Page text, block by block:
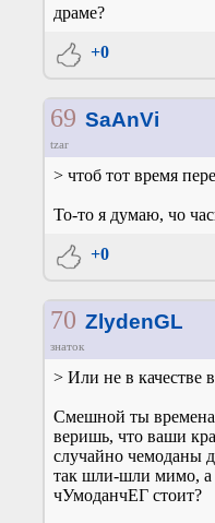
драме?
+0
69 SaAnVi
tzar
> чтоб тот время
То-то я думаю, чо
+0
70 ZlydenGL
знаток
> Или не в качестве
Смешной ты
веришь, что ваши
случайно чемоданы
так шли-шли мимо, а
чУмоданчЕГ стоит?